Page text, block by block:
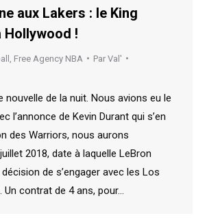
aux Lakers : le King
Hollywood !
Free Agency NBA Par Val'
nouvelle de la nuit. Nous avions eu le
l’annonce de Kevin Durant qui s’en
des Warriors, nous aurons
2018, date à laquelle LeBron
de s’engager avec les Los
Un contrat de 4 ans, pour…